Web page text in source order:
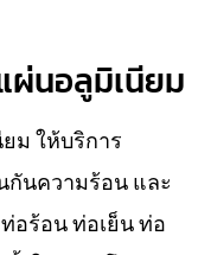
ผ่นอลูมิเนียม
ม ให้บริการ
นความร้อน และ
อร้อน ท่อเย็น ท่อ